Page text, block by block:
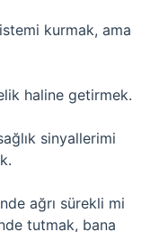
kurmak, ama
haline getirmek.
sinyallerimi
ağrı sürekli mi
tutmak, bana